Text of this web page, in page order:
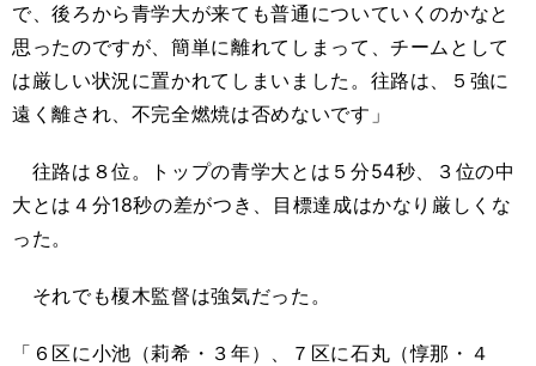
で、後ろから青学大が来ても普通についていくのかなと
思ったのですが、簡単に離れてしまって、チームとして
は厳しい状況に置かれてしまいました。往路は、５強に
遠く離され、不完全燃焼は否めないです」
往路は８位。トップの青学大とは５分54秒、３位の中
大とは４分18秒の差がつき、目標達成はかなり厳しくな
った。
それでも榎木監督は強気だった。
「６区に小池（莉希・３年）、７区に石丸（惇那・４